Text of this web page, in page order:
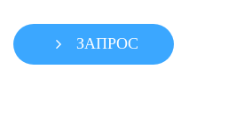
ЗАПРОС